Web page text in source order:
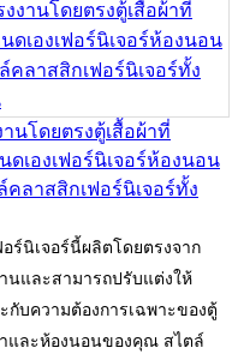
านโดยตรงตู้เสื้อผ้าที่
ดเองเฟอร์นิเจอร์ห้องนอน
คลาสสิกเฟอร์นิเจอร์ทั้ง
อร์นิเจอร์นี้ผลิตโดยตรงจาก
านและสามารถปรับแต่งให้
กับความต้องการเฉพาะของตู้
าและห้องนอนของคุณ สไตล์